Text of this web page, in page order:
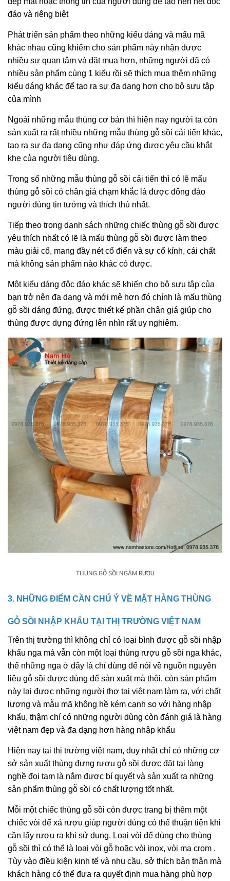
đáo và riêng biệt
Phát triển sản phẩm theo những kiểu dáng và mấu mã
khác nhau cũng khiếm cho sản phẩm này nhận được
nhiều sự quan tâm và đặt mua hơn, những người đã có
nhiều sản phẩm cùng 1 kiểu rồi sẽ thích mua thêm những
kiểu dáng khác để tạo ra sự đa dạng hơn cho bộ sưu tập
của mình
Ngoài những mẫu thùng cơ bản thì hiện nay người ta còn
sản xuất ra rất nhiều những mẫu thùng gỗ sồi cải tiến khác,
tạo ra sự đa dạng cũng như đáp ứng được yêu cầu khắt
khe của người tiêu dùng.
Trong số những mẫu thùng gỗ sồi cải tiến thì có lẽ mấu
thùng gỗ sồi có chân giá chạm khắc là được đông đảo
người dùng tin tưởng và thích thú nhất.
Tiếp theo trong danh sách những chiếc thùng gỗ sồi được
yêu thích nhất có lẽ là mấu thùng gỗ sồi được làm theo
màu giải cổ, mang đầy nét cổ điển và sự cổ kính, cái chất
mà không sản phẩm nào khác có được.
Một kiểu dáng độc đáo khác sẽ khiến cho bộ sưu tập của
bạn trở nên đa dạng và mới mẻ hơn đó chính là mấu thùng
gỗ sồi dáng đứng, được thiết kế phần chân giá giúp cho
thùng được dựng đứng lên nhìn rất uy nghiêm.
THÙNG GỖ SỒI NGÂM RƯỢU
3. NHỮNG ĐIỂM CẦN CHÚ Ý VỀ MẶT HÀNG THÙNG
GỖ SỒI NHẬP KHẨU TẠI THỊ TRƯỜNG VIỆT NAM
Trên thị trường thì không chỉ có loại bình được gỗ sồi nhập
khẩu nga mà vẫn còn một loại thùng rượu gỗ sồi nga khác,
thế những nga ở đây là chỉ dùng để nói về nguồn nguyên
liệu gỗ sồi được dùng để sản xuất mà thôi, còn sản phẩm
này lại được những người thợ tại việt nam làm ra, với chất
lượng và mẫu mã không hề kém cạnh so với hàng nhập
khẩu, thậm chí có những người dùng còn đánh giá là hàng
việt nam đẹp và đa dạng hơn hàng nhập khẩu
Hiện nay tại thị trường việt nam, duy nhất chỉ có những cơ
sở sản xuất thùng đựng rượu gỗ sồi được đặt tại làng
nghề đọi tam là nắm được bí quyết và sản xuất ra những
sản phẩm thùng gỗ sồi có chất lượng tốt nhất.
Mỗi một chiếc thùng gỗ sồi còn được trang bị thêm một
chiếc vòi để xả rượu giúp người dùng có thể thuận tiện khi
cần lấy rượu ra khi sử dụng. Loại vòi để dùng cho thùng
gỗ sồi thì có thể là loại vòi gỗ hoặc vòi inox, vòi mạ crom .
Tùy vào điều kiện kinh tế và nhu cầu, sở thích bản thân mà
khách hàng có thể đưa ra quyết định mua hàng phù hợp